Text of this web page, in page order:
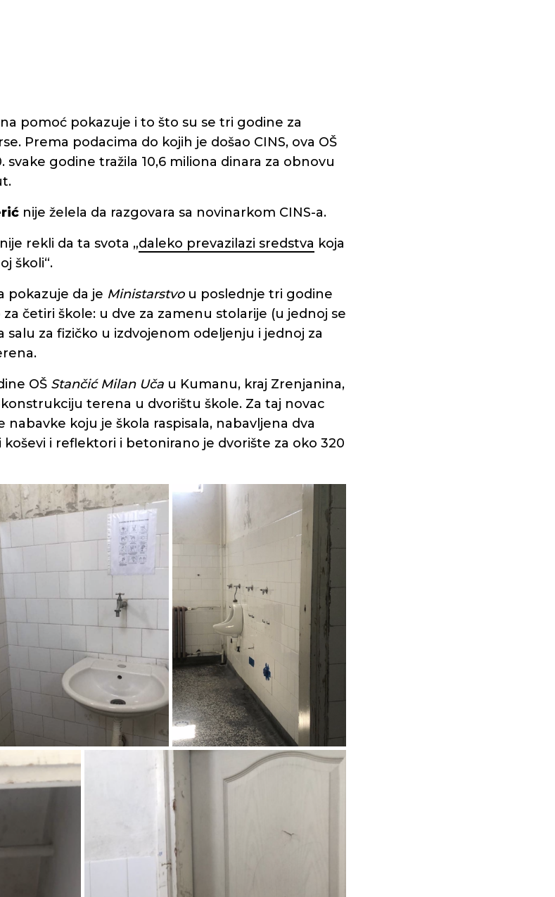
pomoć pokazuje i to što su se tri godine za
Prema podacima do kojih je došao CINS, ova OŠ
svake godine tražila 10,6 miliona dinara za obnovu
nije želela da razgovara sa novinarkom CINS-a.
rekli da ta svota „daleko prevazilazi sredstva koja
školi“.
pokazuje da je Ministarstvou poslednje tri godine
četiri škole: u dve za zamenu stolarije (u jednoj se
salu za fizičko u izdvojenom odeljenju i jednoj za
OŠ Stančić Milan Uča u Kumanu, kraj Zrenjanina,
terena u dvorištu škole. Za taj novac
nabavke koju je škola raspisala, nabavljena dva
i reflektori i betonirano je dvorište za oko 320